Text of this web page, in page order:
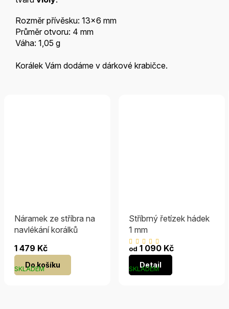
Rozměr přívěsku: 13x6 mm
Průměr otvoru: 4 mm
Váha: 1,05 g
Korálek Vám dodáme v dárkové krabičce.
Náramek ze stříbra na
navlékání korálků
SKLADEM
1 479 Kč
Do košíku
Stříbrný řetízek hádek
1 mm
Průměrné
hodnocení
je
SKLADEM
od 1 090 Kč
Detail